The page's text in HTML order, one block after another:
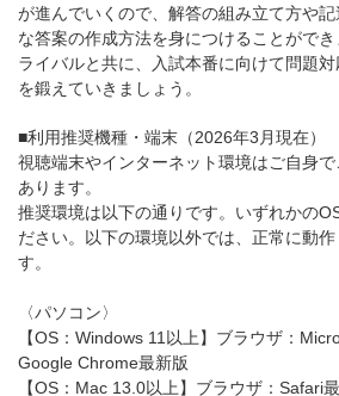
が進んでいくので、解答の組み立て方や
な答案の作成方法を身につけることがで
ライバルと共に、入試本番に向けて問題
を鍛えていきましょう。
■利用推奨機種・端末（2026年3月現在）
視聴端末やインターネット環境はご自身
あります。
推奨環境は以下の通りです。いずれかの
ださい。以下の環境以外では、正常に動
す。
〈パソコン〉
【OS：Windows 11以上】ブラウザ：
Google Chrome最新版
【OS：Mac 13.0以上】ブラウザ：Safari